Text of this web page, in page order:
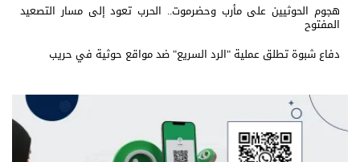
هجوم الحوثيين على مأرب وحضرموت.. الحرب تعود إلى مسار التصعيد
المفتوح
دفاع شبوة تطلق عملية "الرد السريع" ضد مواقع حوثية في حريب